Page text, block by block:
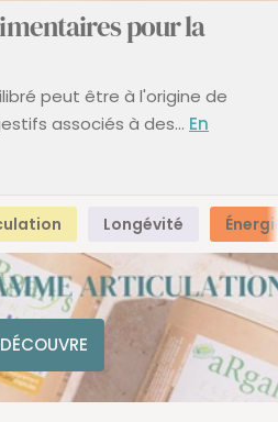
pour la
peut être à l'origine de
associés à des... En
Longévité